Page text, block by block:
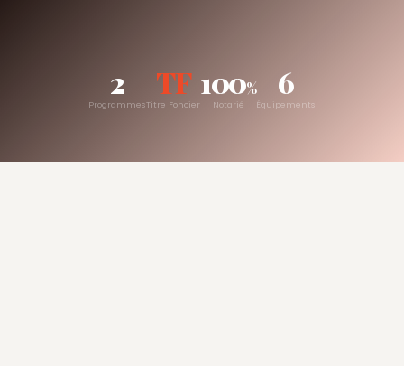
2
Programmes
TF
Titre Foncier
100%
Notarié
6
Équipements